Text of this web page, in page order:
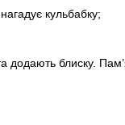
кульбабку;
блиску.